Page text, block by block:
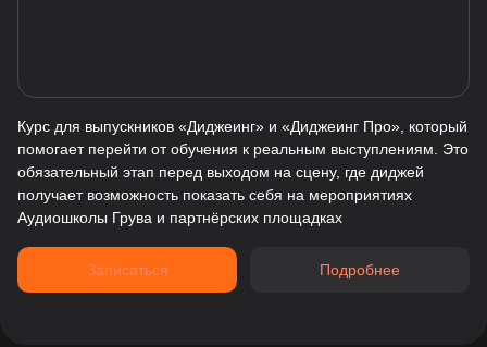
Курс для выпускников «Диджеинг» и «Диджеинг Про», который
помогает перейти от обучения к реальным выступлениям. Это
обязательный этап перед выходом на сцену, где диджей
получает возможность показать себя на мероприятиях
Аудиошколы Грува и партнёрских площадках
Записаться Подробнее